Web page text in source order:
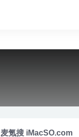
麦氪搜 iMacSO.com